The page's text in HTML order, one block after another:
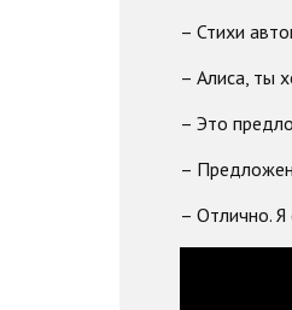
– Стихи
– Алиса, ты
– Это
–
– Отлично. Я